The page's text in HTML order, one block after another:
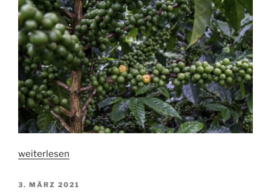
„Ausbeutung
Plantagen
weiterlesen
VERÖFFENTLICHT
3. MÄRZ 2021